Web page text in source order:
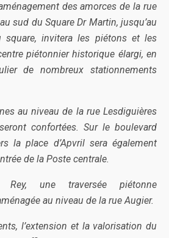
des amorces de la rue
sud du Square Dr Martin, jusqu’au
invitera les piétons et les
piétonnier historique élargi, en
de nombreux stationnements
au niveau de la rue Lesdiguières
confortées. Sur le boulevard
la place d’Apvril sera également
de la Poste centrale.
une traversée piétonne
au niveau de la rue Augier.
l’extension et la valorisation du